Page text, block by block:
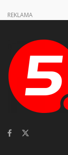
REKLAMA